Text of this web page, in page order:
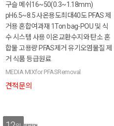
구슬 메쉬16~50(0.3~1.18mm)
pH6.5~8.5 사온용도최대40도 PFAS 제
거용 혼합여과재 1Ton bag-POU 및 식
수 시스템 사용 이온교환수지와 탄소 혼
합물 고용량 PFAS제거 유기오염물질 제
거 식품 등급원료
MEDIA MIXfor PFASRemoval
견적문의